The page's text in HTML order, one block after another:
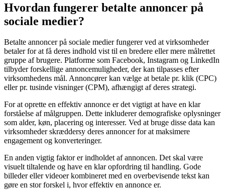
Hvordan fungerer betalte annoncer på
sociale medier?
Betalte annoncer på sociale medier fungerer ved at virksomheder
betaler for at få deres indhold vist til en bredere eller mere målrettet
gruppe af brugere. Platforme som Facebook, Instagram og LinkedIn
tilbyder forskellige annoncemuligheder, der kan tilpasses efter
virksomhedens mål. Annoncører kan vælge at betale pr. klik (CPC)
eller pr. tusinde visninger (CPM), afhængigt af deres strategi.
For at oprette en effektiv annonce er det vigtigt at have en klar
forståelse af målgruppen. Dette inkluderer demografiske oplysninger
som alder, køn, placering og interesser. Ved at bruge disse data kan
virksomheder skræddersy deres annoncer for at maksimere
engagement og konverteringer.
En anden vigtig faktor er indholdet af annoncen. Det skal være
visuelt tiltalende og have en klar opfordring til handling. Gode
billeder eller videoer kombineret med en overbevisende tekst kan
gøre en stor forskel i, hvor effektiv en annonce er.